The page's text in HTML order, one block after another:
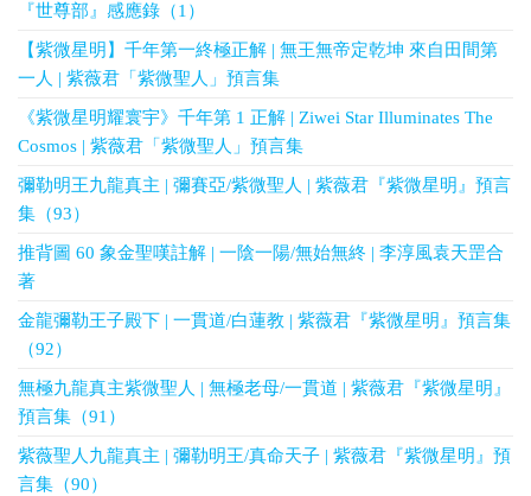
『世尊部』感應錄（1）
【紫微星明】千年第一終極正解 | 無王無帝定乾坤 來自田間第
一人 | 紫薇君「紫微聖人」預言集
《紫微星明耀寰宇》千年第 1 正解 | Ziwei Star Illuminates The
Cosmos | 紫薇君「紫微聖人」預言集
彌勒明王九龍真主 | 彌賽亞/紫微聖人 | 紫薇君『紫微星明』預言
集（93）
推背圖 60 象金聖嘆註解 | 一陰一陽/無始無終 | 李淳風袁天罡合
著
金龍彌勒王子殿下 | 一貫道/白蓮教 | 紫薇君『紫微星明』預言集
（92）
無極九龍真主紫微聖人 | 無極老母/一貫道 | 紫薇君『紫微星明』
預言集（91）
紫薇聖人九龍真主 | 彌勒明王/真命天子 | 紫薇君『紫微星明』預
言集（90）